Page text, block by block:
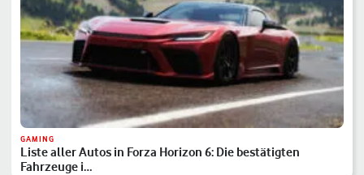
GAMING
Liste aller Autos in Forza Horizon 6: Die bestätigten
Fahrzeuge i…